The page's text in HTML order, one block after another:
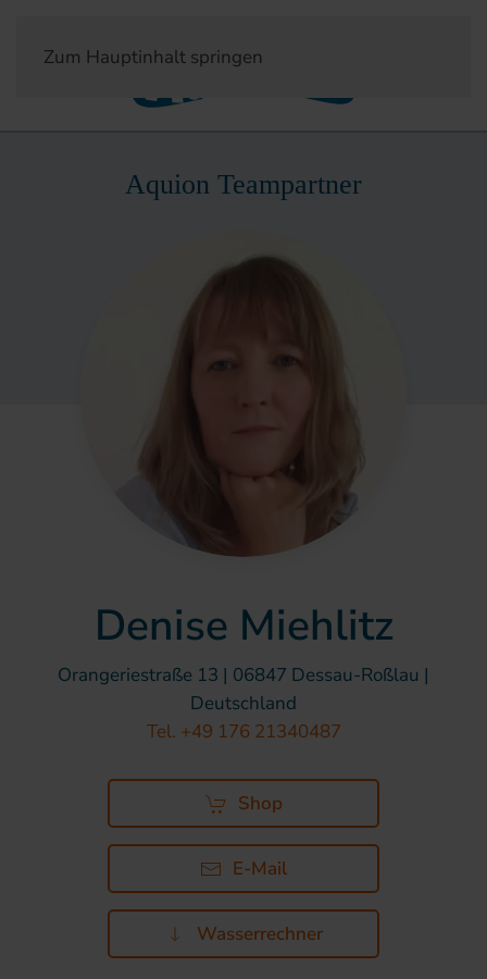
Zum Hauptinhalt springen
Aquion Teampartner
Denise Miehlitz
Orangeriestraße 13 | 06847 Dessau-Roßlau |
Deutschland
Tel. +49 176 21340487
Shop
E-Mail
Wasserrechner